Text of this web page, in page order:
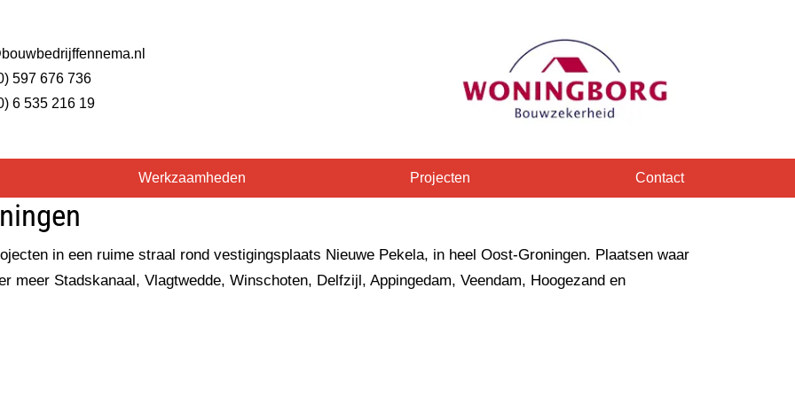
597 676 736
6 535 216 19
Werkzaamheden Projecten Contact
in een ruime straal rond vestigingsplaats Nieuwe Pekela, in heel Oost-Groningen. Plaatsen waar
meer Stadskanaal, Vlagtwedde, Winschoten, Delfzijl, Appingedam, Veendam, Hoogezand en